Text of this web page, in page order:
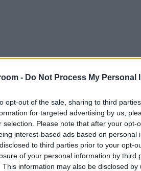
- Do Not Process My Personal
opt-out of the sale, sharing to third
for targeted advertising by us,
selection. Please note that after your opt-
interest-based ads based on personal
to third parties prior to your opt-
of your personal information by third
This information may also be disclosed